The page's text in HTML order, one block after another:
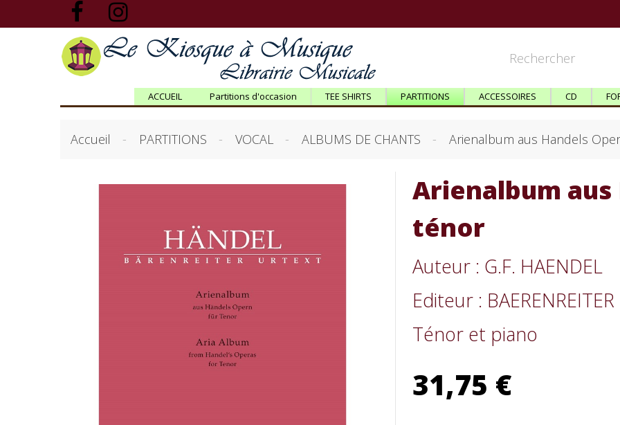
ACCUEIL Partitions d'occasion TEE SHIRTS PARTITIONS ACCESSOIRES CD
Accueil PARTITIONS VOCAL ALBUMS DE CHANTS Arienalbum aus Handels
Arienalbum aus
ténor
Auteur : G.F. HAENDEL
Editeur : BAERENREITER
Ténor et piano
31,75 €